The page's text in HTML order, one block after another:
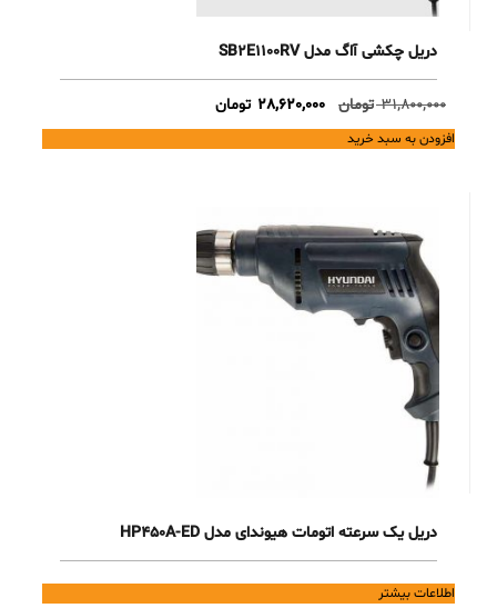
دریل چکشی آاگ مدل SB2E1100RV
31,800,000 تومان
Original
price
was:
28,620,000 تومانCurrent
price
is:
افزودن به سبد خرید
دریل یک سرعته اتومات هیوندای مدل HP450A-ED
اطلاعات بیشتر